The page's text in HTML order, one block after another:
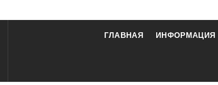
ГЛАВНАЯ ИНФОРМАЦИЯ